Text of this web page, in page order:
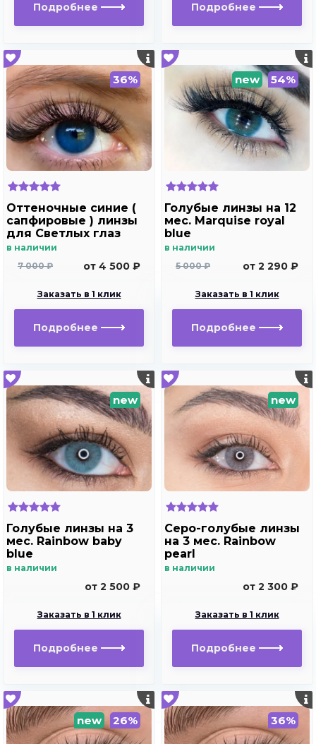
Подробнее Подробнее
36%
Оттеночные синие (
сапфировые ) линзы
для Светлых глаз
Marquise Solo dark
в наличии
7 000 ₽
от 4 500 ₽
Заказать в 1 клик
Подробнее
new 54%
Голубые линзы на 12
мес. Marquise royal
blue
в наличии
5 000 ₽
от 2 290 ₽
Заказать в 1 клик
Подробнее
new
Голубые линзы на 3
мес. Rainbow baby
blue
в наличии
от 2 500 ₽
Заказать в 1 клик
Подробнее
new
Серо-голубые линзы
на 3 мес. Rainbow
pearl
в наличии
от 2 300 ₽
Заказать в 1 клик
Подробнее
new 26% 36%